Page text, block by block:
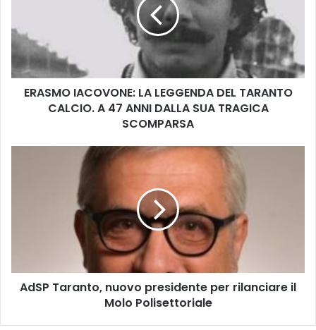
TARANTO
CALCIO.
47
ANNIERASMO IACOVONE: LA LEGGENDA DEL TARANTO
CALCIO. A 47 ANNI DALLA SUA TRAGICA
SCOMPARSA
Polisettoriale
AdSP Taranto, nuovo presidente per rilanciare il
Molo Polisettoriale